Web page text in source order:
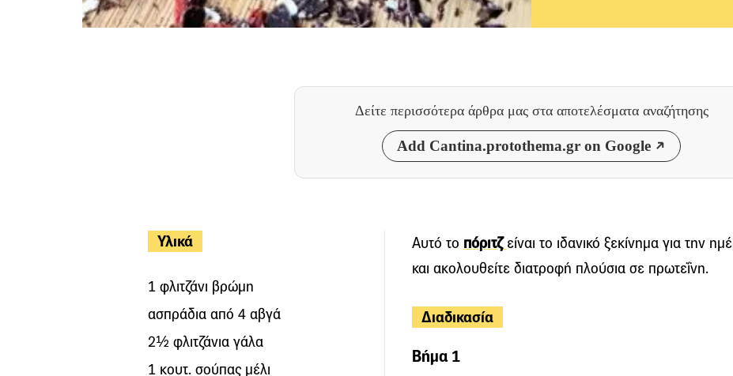
Δείτε περισσότερα άρθρα μας στα αποτελέσματα αναζήτησης
Add Cantina.protothema.gr on Google
Υλικά
1 φλιτζάνι βρώμη
ασπράδια από 4 αβγά
2½ φλιτζάνια γάλα
1 κουτ. σούπας μέλι
Αυτό το πόριτζ είναι το ιδανικό ξεκίνημα για την
και ακολουθείτε διατροφή πλούσια σε πρωτεΐνη.
Διαδικασία
Βήμα 1